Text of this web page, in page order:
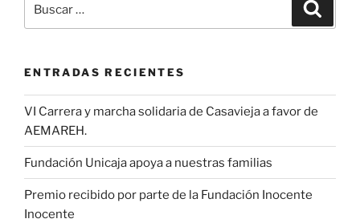
por:
ENTRADAS RECIENTES
VI Carrera y marcha solidaria de Casavieja a favor de
AEMAREH.
Fundación Unicaja apoya a nuestras familias
Premio recibido por parte de la Fundación Inocente
Inocente